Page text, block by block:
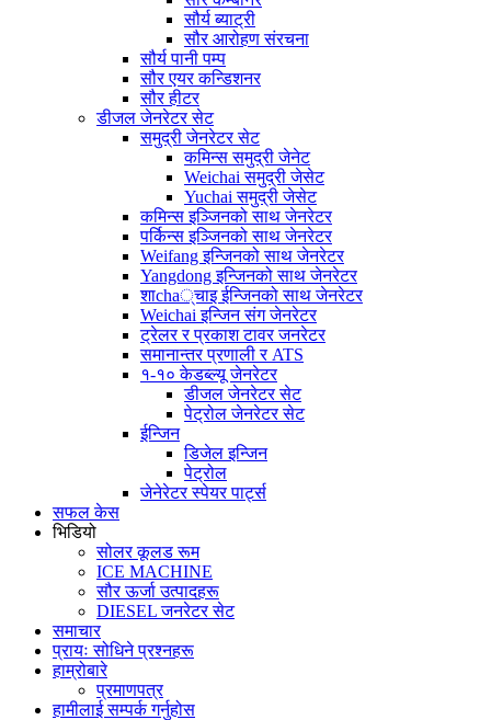
सौर्य ब्याट्री
सौर आरोहण संरचना
सौर्य पानी पम्प
सौर एयर कन्डिशनर
सौर हीटर
डीजल जेनरेटर सेट
समुद्री जेनरेटर सेट
कमिन्स समुद्री जेनेट
Weichai समुद्री जेसेट
Yuchai समुद्री जेसेट
कमिन्स इञ्जिनको साथ जेनरेटर
पर्किन्स इञ्जिनको साथ जेनरेटर
Weifang इन्जिनको साथ जेनरेटर
Yangdong इन्जिनको साथ जेनरेटर
शाcha्चाइ ईन्जिनको साथ जेनरेटर
Weichai इन्जिन संग जेनरेटर
ट्रेलर र प्रकाश टावर जनरेटर
समानान्तर प्रणाली र ATS
१-१० केडब्ल्यू जेनरेटर
डीजल जेनरेटर सेट
पेट्रोल जेनरेटर सेट
ईन्जिन
डिजेल इन्जिन
पेट्रोल
जेनेरेटर स्पेयर पार्ट्स
सफल केस
भिडियो
सोलर कूलड रूम
ICE MACHINE
सौर ऊर्जा उत्पादहरू
DIESEL जनरेटर सेट
समाचार
प्रायः सोधिने प्रश्नहरू
हाम्रोबारे
प्रमाणपत्र
हामीलाई सम्पर्क गर्नुहोस